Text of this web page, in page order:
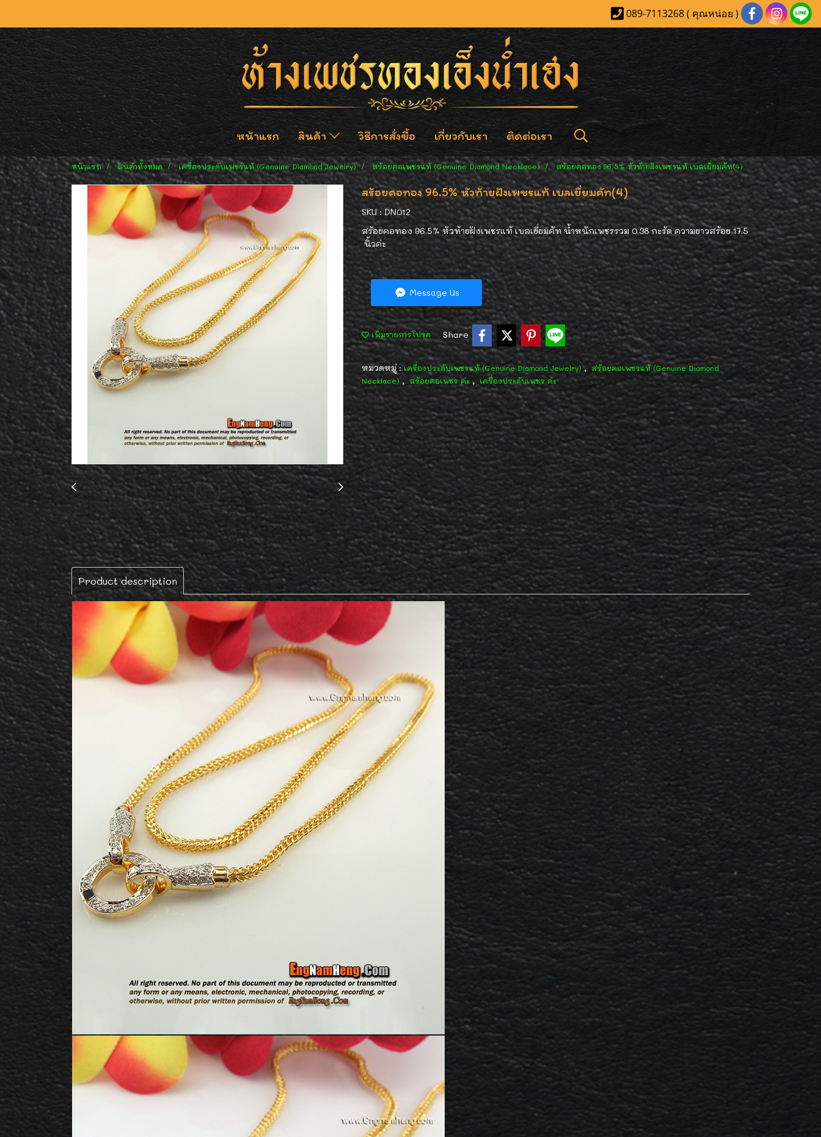
089-7113268 ( คุณหน่อย )
หน้าแรก สินค้า วิธีการสั่งซื้อ เกี่ยวกับเรา ติดต่อเรา
หน้าแรก สินค้าทั้งหมด เครื่องประดับเพชรแท้ (Genuine Diamond Jewelry) สร้อยคอเพชรแท้ (Genuine Diamond Necklace) สร้อยคอทอง 96.5% หัวท้ายฝังเพชรแท้ เบลเยี่ยมคัท(4)
สร้อยคอทอง 96.5% หัวท้ายฝังเพชรแท้ เบลเยี่ยมคัท(4)
SKU : DN012
สร้อยคอทอง 96.5% หัวท้ายฝังเพชรแท้ เบลเยี่ยมคัท น้ำหนักเพชรรวม 0.38 กะรัต ความยาวสร้อย 17.5
นิ้วค่ะ
Message Us
เพิ่มรายการโปรด Share
หมวดหมู่ :เครื่องประดับเพชรแท้ (Genuine Diamond Jewelry), สร้อยคอเพชรแท้ (Genuine Diamond
Necklace) , สร้อยคอเพชร ค่ะ , เครื่องประดับเพชร ค่ะ
Product description